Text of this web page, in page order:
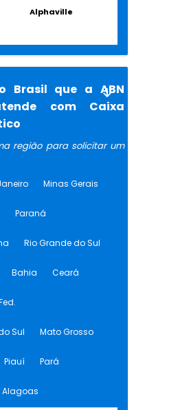
Alphaville
Brasil que a ABN
com Caixa
região para solicitar um
Minas Gerais
Paraná
Rio Grande do Sul
Bahia Ceará
Sul Mato Grosso
Piauí Pará
Alagoas